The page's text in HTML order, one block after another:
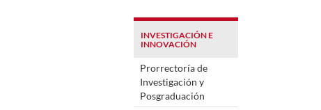
INVESTIGACIÓN E
INNOVACIÓN
Prorrectoría de
Investigación y
Posgraduación